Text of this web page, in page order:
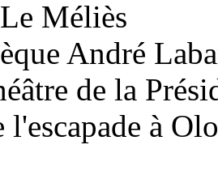
Méliès
André
de la
à